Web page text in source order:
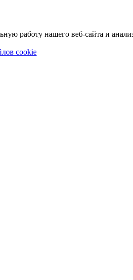
работу нашего веб-сайта и
cookie